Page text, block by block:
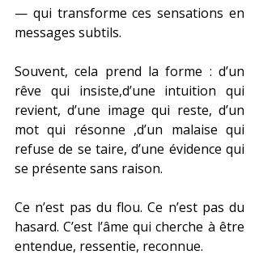
— qui transforme ces sensations en
messages subtils.
Souvent, cela prend la forme : d’un
rêve qui insiste,d’une intuition qui
revient, d’une image qui reste, d’un
mot qui résonne ,d’un malaise qui
refuse de se taire, d’une évidence qui
se présente sans raison.
Ce n’est pas du flou. Ce n’est pas du
hasard. C’est l’âme qui cherche à être
entendue, ressentie, reconnue.